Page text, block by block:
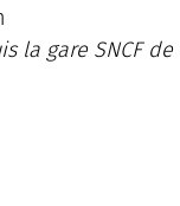
la gare SNCF